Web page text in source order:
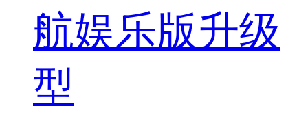
航娱乐版升级
型